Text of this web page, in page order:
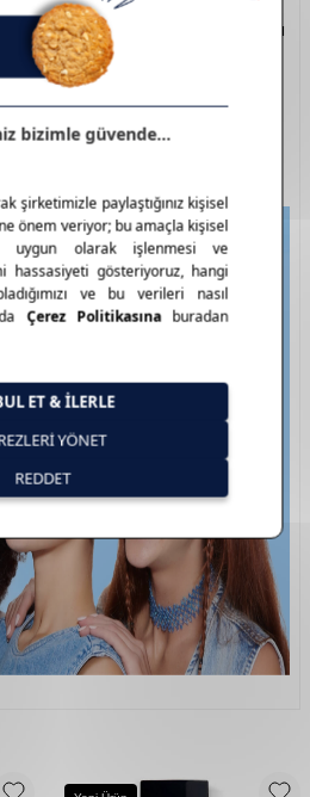
uzun süre kalıcılık ve
sonuçlar sunar. Uygun fiyatıyla
ederken, kaliteli içerikleriyle
sağlar. Estetik, ulaşılabilir ve
sunar.